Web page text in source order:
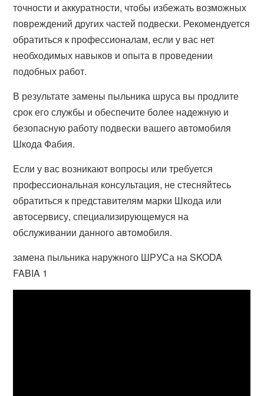
точности и аккуратности, чтобы избежать возможных
повреждений других частей подвески. Рекомендуется
обратиться к профессионалам, если у вас нет
необходимых навыков и опыта в проведении
подобных работ.
В результате замены пыльника шруса вы продлите
срок его службы и обеспечите более надежную и
безопасную работу подвески вашего автомобиля
Шкода Фабия.
Если у вас возникают вопросы или требуется
профессиональная консультация, не стесняйтесь
обратиться к представителям марки Шкода или
автосервису, специализирующемуся на
обслуживании данного автомобиля.
замена пыльника наружного ШРУСа на SKODA
FABIA 1